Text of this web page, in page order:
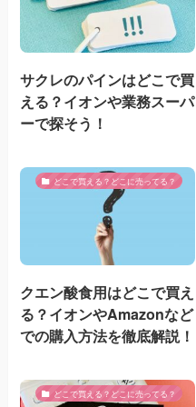
サクレのパインはどこで買
える？イオンや業務スーパ
ーで探そう！
どこで買える？どこに売ってる？
クエン酸食用はどこで買え
る？イオンやAmazonなど
での購入方法を徹底解説！
どこで買える？どこに売ってる？